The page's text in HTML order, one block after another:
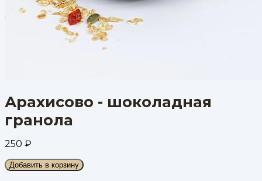
Арахисово - шоколадная
гранола
250 ₽
Добавить в корзину